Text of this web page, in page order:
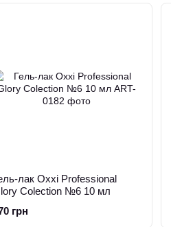
лак Oxxi Professional
Colection №6 10 мл
грн